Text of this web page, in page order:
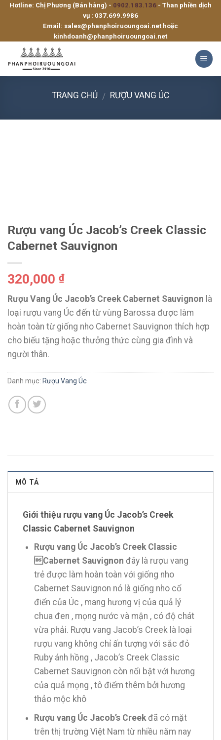
SkipHotline: Chị Phương (Bán hàng) - 0902.183.136 - Than phiền dịch
vụ : 037.699.9986
Email: sales@phanphoiruoungoai.net hoặc
kinhdoanh@phanphoiruoungoai.net
TRANG CHỦ / RƯỢU VANG ÚC
Rượu vang Úc Jacob’s Creek Classic
Cabernet Sauvignon
320,000 ₫
Rượu Vang Úc Jacob’s Creek Cabernet Sauvignon là
loại rượu vang Úc đến từ vùng Barossa được làm
hoàn toàn từ giống nho Cabernet Sauvignon thích hợp
cho biếu tặng hoặc thưởng thức cùng gia đình và
người thân.
Danh mục: Rượu Vang Úc
MÔ TẢ
Giới thiệu rượu vang Úc Jacob’s Creek
Classic Cabernet Sauvignon
Rượu vang Úc Jacob’s Creek Classic
Cabernet Sauvignon đây là rượu vang
trẻ được làm hoàn toàn với giống nho
Cabernet Sauvignon nó là giống nho cổ
điển của Úc , mang hương vị của quả lý
chua đen , mọng nước và mận , có độ chát
vừa phải. Rượu vang Jacob’s Creek là loại
rượu vang không chỉ ấn tượng với sắc đỏ
Ruby ánh hồng , Jacob’s Creek Classic
Cabernet Sauvignon còn nổi bật với hương
của quả mọng , tô điểm thêm bởi hương
thảo mộc khô
Rượu vang Úc Jacob’s Creekđã có mặt
trên thị trường Việt Nam từ nhiều năm nay